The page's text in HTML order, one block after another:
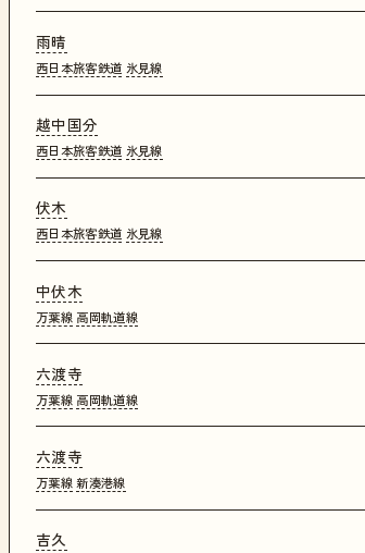
雨晴
西日本旅客鉄道 氷見線
越中国分
西日本旅客鉄道 氷見線
伏木
西日本旅客鉄道 氷見線
中伏木
万葉線 高岡軌道線
六渡寺
万葉線 高岡軌道線
六渡寺
万葉線 新湊港線
吉久